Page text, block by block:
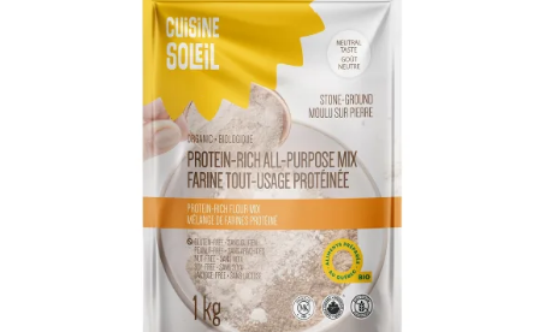
AJOUTER AU PANIER / DÉTAILS